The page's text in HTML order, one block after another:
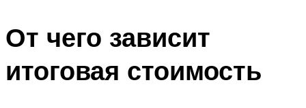
От чего зависит
итоговая стоимость